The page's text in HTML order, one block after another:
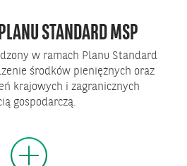
STANDARD MSP
w ramach Planu Standard
środków pieniężnych oraz
krajowych i zagranicznych
gospodarczą.